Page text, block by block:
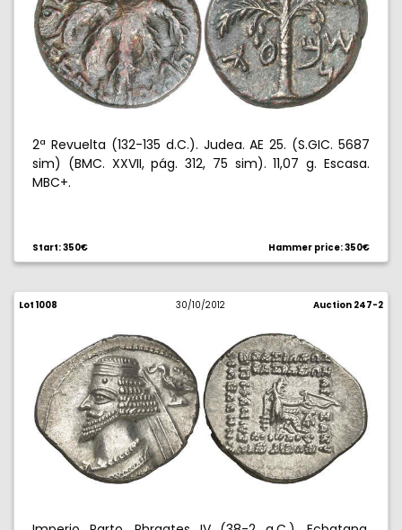
2ª Revuelta (132-135 d.C.). Judea. AE 25. (S.GIC. 5687
sim) (BMC. XXVII, pág. 312, 75 sim). 11,07 g. Escasa.
MBC+.
Start: 350€ Hammer price: 350€
Lot 1008 30/10/2012 Auction 247-2